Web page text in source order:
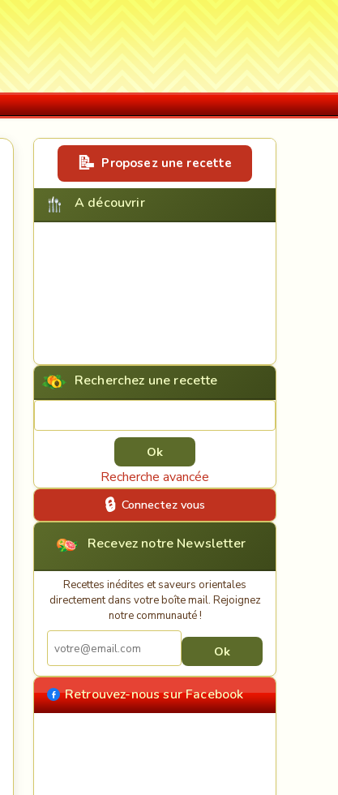
Proposez une recette
A découvrir
Recherchez une recette
Recherche avancée
Connectez vous
Recevez notre Newsletter
Recettes inédites et saveurs orientales
directement dans votre boîte mail. Rejoignez
notre communauté !
Retrouvez-nous sur Facebook